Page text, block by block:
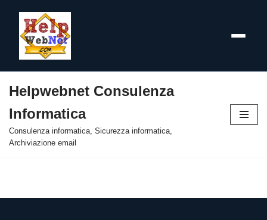
al
contenuto
Helpwebnet Consulenza
Informatica
Consulenza informatica, Sicurezza informatica,
Archiviazione email